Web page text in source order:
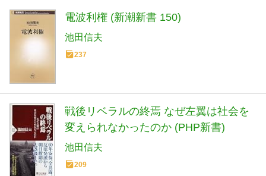
電波利権 (新潮新書 150)
池田信夫
237
戦後リベラルの終焉 なぜ左翼は社会を
変えられなかったのか (PHP新書)
池田信夫
209